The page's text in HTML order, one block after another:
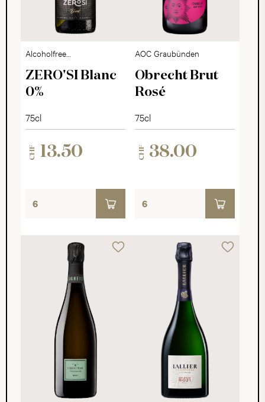
Alcoholfree
Sparkling Dry
ZERO'SI Blanc
0%
75cl
CHF 13.50
AOC Graubünden
Obrecht Brut
Rosé
75cl
CHF 38.00